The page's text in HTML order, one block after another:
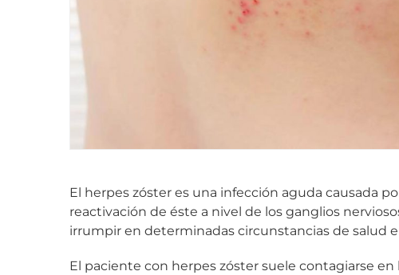
El herpes zóster es una infección aguda causada
reactivación de éste a nivel de los ganglios
irrumpir en determinadas circunstancias de salud
El paciente con herpes zóster suele contagiarse en